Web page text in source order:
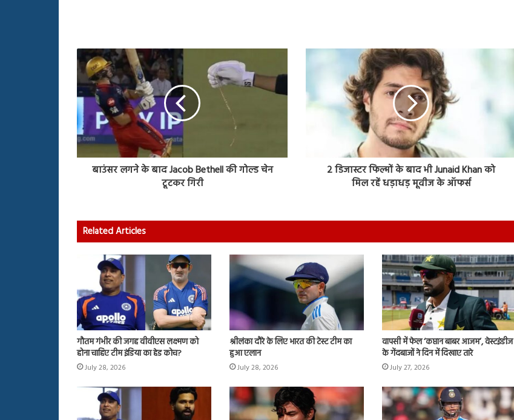
बाउंसर लगने के बाद Jacob Bethell की गोल्ड चेन
टूटकर गिरी
2 डिजास्टर फिल्मों के बाद भी Junaid Khan को
मिल रहें धड़ाधड़ मूवीज के ऑफर्स
Related Articles
गौतम गंभीर की जगह वीवीएस लक्ष्मण को
होना चाहिए टीम इंडिया का हेड कोच?
July 28, 2026
श्रीलंका दौरे के लिए भारत की टेस्ट टीम का
हुआ एलान
July 28, 2026
वापसी में फेल ‘कप्तान बाबर आजम’, वेस्टइंडीज
के गेंदबाजों ने दिन में दिखाए तारे
July 27, 2026